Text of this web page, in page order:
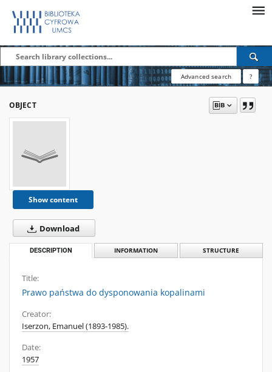
Advanced search ?
OBJECT
Show content
Download
DESCRIPTION INFORMATION STRUCTURE
Title:
Prawo państwa do dysponowania kopalinami
Creator:
Iserzon, Emanuel (1893-1985).
Date:
1957